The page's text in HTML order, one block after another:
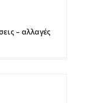
– αλλαγές